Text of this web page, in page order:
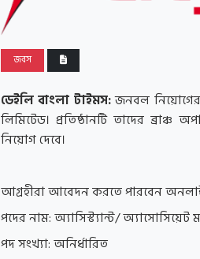
জবস
ডেইলি বাংলা টাইমস:জনবল নিয়োগের
লিমিটেড। প্রতিষ্ঠানটি তাদের ব্রাঞ্চ
নিয়োগ দেবে।
আগ্রহীরা আবেদন করতে পারবেন
পদের নাম: অ্যাসিস্ট্যান্ট/ অ্যাসোসিয়েট
পদ সংখ্যা: অনির্ধারিত